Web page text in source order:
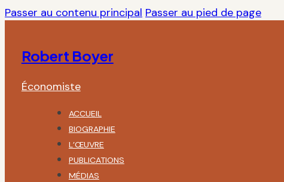
Passer au contenu principal Passer au pied de page
Robert Boyer
Économiste
ACCUEIL
BIOGRAPHIE
L’ŒUVRE
PUBLICATIONS
MÉDIAS